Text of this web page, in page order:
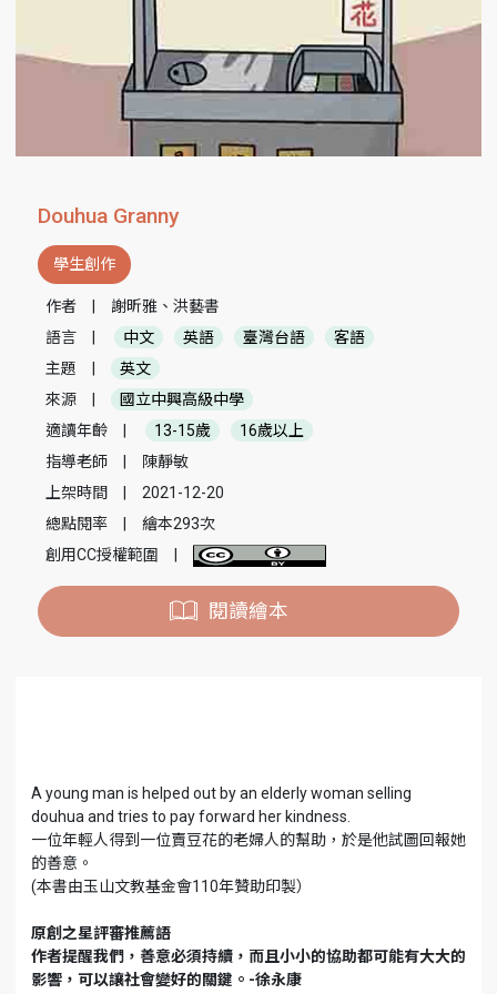
Douhua Granny
學生創作
作者
謝昕雅、洪藝書
語言
中文 英語 臺灣台語
客語
主題
英文
來源
國立中興高級中學
適讀年齡
13-15歲
16歲以上
指導老師
陳靜敏
上架時間
2021-12-20
總點閱率
繪本293次
創用CC授權範圍
閱讀繪本
A young man is helped out by an elderly woman selling
douhua and tries to pay forward her kindness.
一位年輕人得到一位賣豆花的老婦人的幫助，於是他試圖回報她
的善意。
(本書由玉山文教基金會110年贊助印製）
原創之星評審推薦語
作者提醒我們，善意必須持續，而且小小的協助都可能有大大的
影響，可以讓社會變好的關鍵。-徐永康